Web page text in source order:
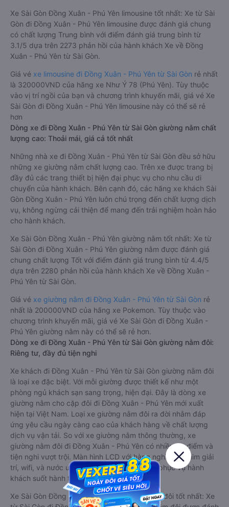
Xe Sài Gòn Đồng Xuân - Phú Yên limousine tốt nhất: Xe từ Sài
Gòn đi Đồng Xuân - Phú Yên limousine được đánh giá chung
có chất lượng Trung bình với điểm đánh giá trung bình từ
3.1/5 dựa trên 2273 phản hồi của hành khách Xe về Đồng
Xuân - Phú Yên từ Sài Gòn.
Giá vé xe limousine đi Đồng Xuân - Phú Yên từ Sài Gòn rẻ nhất
là 320000VND của hãng xe Như Ý 78 (Phú Yên). Tùy thuộc
vào vị trí ngồi của bạn và chương trình khuyến mãi, giá vé Xe
Sài Gòn đi Đồng Xuân - Phú Yên limousine này có thể sẽ rẻ
hơn
Dòng xe đi Đồng Xuân - Phú Yên từ Sài Gòn giường nằm chất
lượng cao: Thoải mái, giá cả tốt nhất
Những nhà xe đi Đồng Xuân - Phú Yên từ Sài Gòn đều sở hữu
những xe giường nằm chất lượng cao. Trên xe được trang bị
đầy đủ các trang thiết bị hiện đại phục vụ cho nhu cầu di
chuyển của hành khách. Bên cạnh đó, các hãng xe khách Sài
Gòn Đồng Xuân - Phú Yên luôn chú trọng đến chất lượng dịch
vụ, không ngừng cải thiện để mang đến trải nghiệm hoàn hảo
cho hành khách.
Xe Sài Gòn Đồng Xuân - Phú Yên giường nằm tốt nhất: Xe từ
Sài Gòn đi Đồng Xuân - Phú Yên giường nằm được đánh giá
chung chất lượng Tốt với điểm đánh giá trung bình từ 4.4/5
dựa trên 2280 phản hồi của hành khách Xe về Đồng Xuân -
Phú Yên từ Sài Gòn.
Giá vé xe giường nằm đi Đồng Xuân - Phú Yên từ Sài Gòn rẻ
nhất là 200000VND của hãng xe Pokemon. Tùy thuộc vào
chương trình khuyến mãi, giá vé Xe Sài Gòn đi Đồng Xuân -
Phú Yên giường nằm này có thể sẽ rẻ hơn.
Dòng xe đi Đồng Xuân - Phú Yên từ Sài Gòn giường nằm đôi:
Riêng tư, đầy đủ tiện nghi
Xe khách đi Đồng Xuân - Phú Yên từ Sài Gòn giường nằm đôi
là loại xe đặc biệt. Với mỗi giường được thiết kế như một
phòng ngủ khách sạn sang trọng, hiện đại. Đây là dòng xe
giường nằm cho cặp đôi đi Đồng Xuân - Phú Yên mới xuất
hiện tại Việt Nam. Loại xe giường nằm đôi ra đời nhằm đáp
ứng yêu cầu ngày càng cao của khách hàng về chất lượng
dịch vụ vận tải. So với xe giường nằm thông thường, xe
giường nằm đôi đi Đồng Xuân - Phú Yên có nhiều ưu điểm và
tiện nghi vượt trội. Màn hình LCD với hàng nghìn bộ phim giải
trí, wifi, và nước uống và chăn đắp miễn phí phục vụ hành
khách suốt hành trình.
Xe Sài Gòn Đồng Xuân - Phú Yên giường nằm đôi tốt nhất: Xe